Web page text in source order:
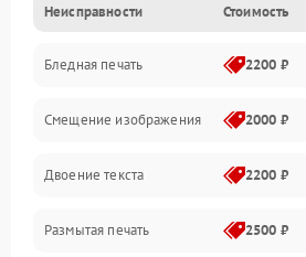
Программные ошибки
Картриджи и расходники
Механика и узлы
Подключение и интерфейсы
Панель управления и индикация
Неисправности Стоимость
Бледная печать 2200 ₽
Смещение изображения 2000 ₽
Двоение текста 2200 ₽
Размытая печать 2500 ₽